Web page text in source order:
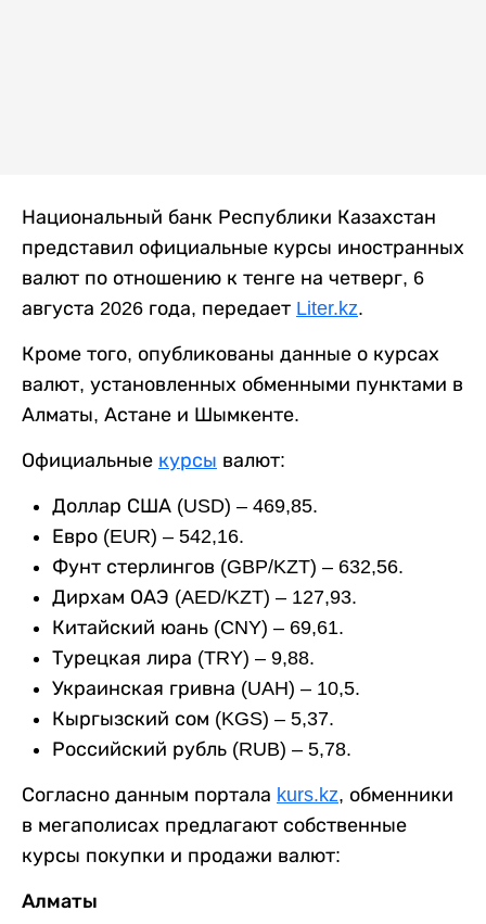
Национальный банк Республики Казахстан
представил официальные курсы иностранных
валют по отношению к тенге на четверг, 6
августа 2026 года, передает Liter.kz.
Кроме того, опубликованы данные о курсах
валют, установленных обменными пунктами в
Алматы, Астане и Шымкенте.
Официальные курсы валют:
Доллар США (USD) – 469,85.
Евро (EUR) – 542,16.
Фунт стерлингов (GBP/KZT) – 632,56.
Дирхам ОАЭ (AED/KZT) – 127,93.
Китайский юань (CNY) – 69,61.
Турецкая лира (TRY) – 9,88.
Украинская гривна (UAH) – 10,5.
Кыргызский сом (KGS) – 5,37.
Российский рубль (RUB) – 5,78.
Согласно данным портала kurs.kz, обменники
в мегаполисах предлагают собственные
курсы покупки и продажи валют:
Алматы